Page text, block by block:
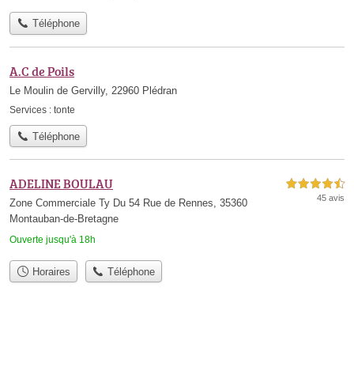
Téléphone
A.C de Poils
Le Moulin de Gervilly, 22960 Plédran
Services : tonte
Téléphone
ADELINE BOULAU
Zone Commerciale Ty Du 54 Rue de Rennes, 35360
Montauban-de-Bretagne
Ouverte jusqu'à 18h
4,5 étoiles sur 5
45 avis
Horaires Téléphone